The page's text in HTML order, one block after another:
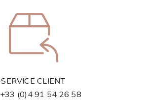
SERVICE CLIENT
+33 (0)4 91 54 26 58